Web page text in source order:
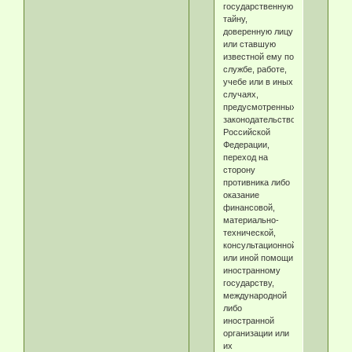
государственную
тайну,
доверенную лицу
или ставшую
известной ему по
службе, работе,
учебе или в иных
случаях,
предусмотренных
законодательством
Российской
Федерации,
переход на
сторону
противника либо
оказание
финансовой,
материально-
технической,
консультационной
или иной помощи
иностранному
государству,
международной
либо
иностранной
организации или
их